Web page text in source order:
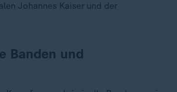
Johannes Kaiser und der
Banden und